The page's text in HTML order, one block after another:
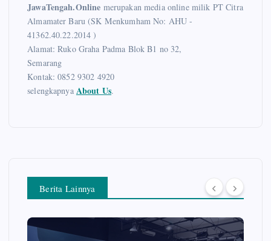
JawaTengah.Online merupakan media online milik PT Citra
Almamater Baru (SK Menkumham No: AHU -
41362.40.22.2014 )
Alamat: Ruko Graha Padma Blok B1 no 32,
Semarang
Kontak: 0852 9302 4920
selengkapnya About Us.
Berita Lainnya